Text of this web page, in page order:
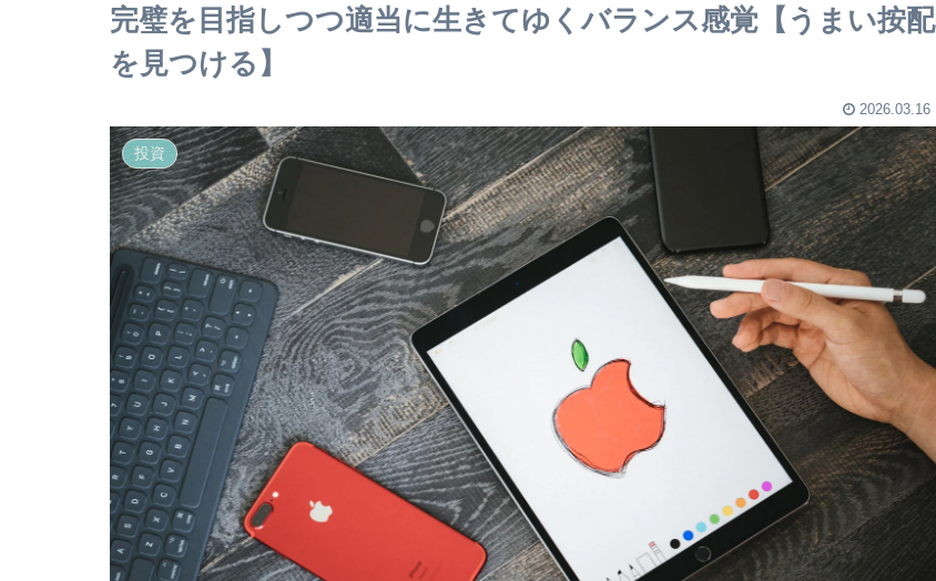
完璧を目指しつつ適当に生きてゆくバランス感覚【うまい按配
を見つける】
2026.03.16
投資